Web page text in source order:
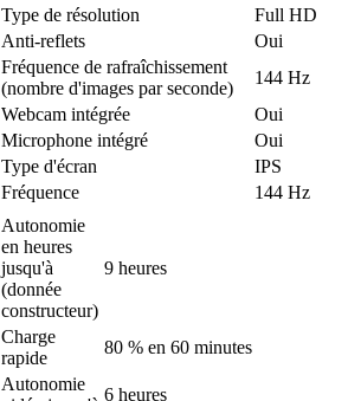
Type de résolution
Full HD
Anti-reflets
Oui
Fréquence de rafraîchissement
(nombre d'images par seconde)
144 Hz
Webcam intégrée
Oui
Microphone intégré
Oui
Type d'écran
IPS
Fréquence
144 Hz
Autonomie
en heures
jusqu'à
(donnée
constructeur)
9 heures
Charge
rapide
80 % en 60 minutes
Autonomie
6 heures